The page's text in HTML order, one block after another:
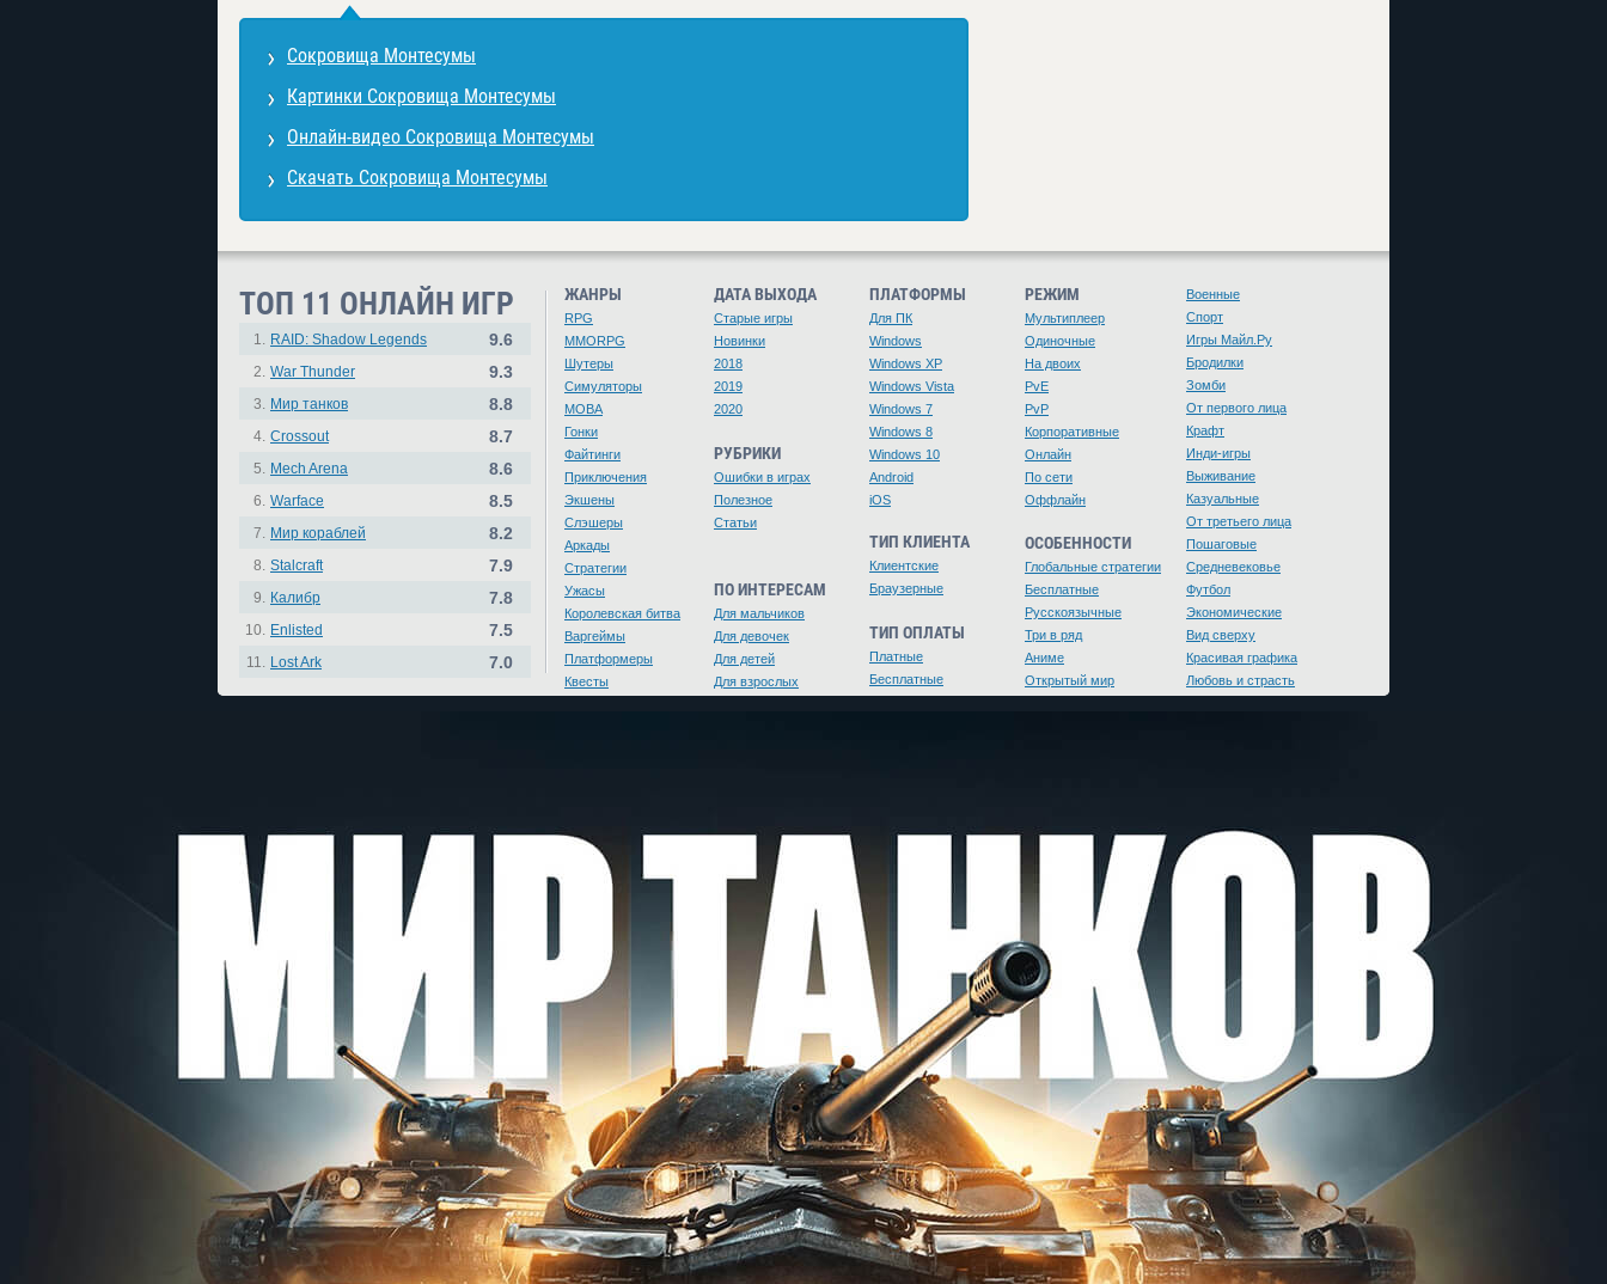
Сокровища Монтесумы
Картинки Сокровища Монтесумы
Онлайн-видео Сокровища Монтесумы
Скачать Сокровища Монтесумы
ТОП 11 ОНЛАЙН ИГР
1. RAID: Shadow Legends 9.6
2. War Thunder 9.3
3. Мир танков 8.8
4. Crossout 8.7
5. Mech Arena 8.6
6. Warface 8.5
7. Мир кораблей 8.2
8. Stalcraft 7.9
9. Калибр 7.8
10. Enlisted 7.5
11. Lost Ark 7.0
ЖАНРЫ
RPG
MMORPG
Шутеры
Симуляторы
MOBA
Гонки
Файтинги
Приключения
Экшены
Слэшеры
Аркады
Стратегии
Ужасы
Королевская битва
Варгеймы
Платформеры
Квесты
ДАТА ВЫХОДА
Старые игры
Новинки
2018
2019
2020
РУБРИКИ
Ошибки в играх
Полезное
Статьи
ПО ИНТЕРЕСАМ
Для мальчиков
Для девочек
Для детей
Для взрослых
ПЛАТФОРМЫ
Для ПК
Windows
Windows XP
Windows Vista
Windows 7
Windows 8
Windows 10
Android
iOS
ТИП КЛИЕНТА
Клиентские
Браузерные
ТИП ОПЛАТЫ
Платные
Бесплатные
РЕЖИМ
Мультиплеер
Одиночные
На двоих
PvE
PvP
Корпоративные
Онлайн
По сети
Оффлайн
ОСОБЕННОСТИ
Глобальные стратегии
Бесплатные
Русскоязычные
Три в ряд
Аниме
Открытый мир
Военные
Спорт
Игры Майл.Ру
Бродилки
Зомби
От первого лица
Крафт
Инди-игры
Выживание
Казуальные
От третьего лица
Пошаговые
Средневековье
Футбол
Экономические
Вид сверху
Красивая графика
Любовь и страсть